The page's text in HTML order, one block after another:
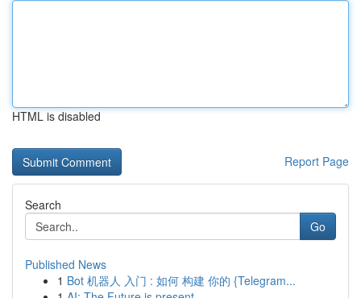
HTML is disabled
Report Page
Search
Go
Published News
1 Bot 机器人 入门 : 如何 构建 你的 {Telegram...